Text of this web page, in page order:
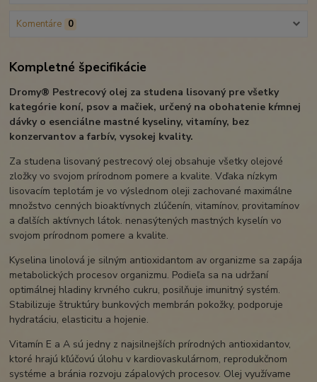
Komentáre 0
Kompletné špecifikácie
Dromy® Pestrecový olej za studena lisovaný pre všetky
kategórie koní, psov a mačiek, určený na obohatenie kŕmnej
dávky o esenciálne mastné kyseliny, vitamíny, bez
konzervantov a farbív, vysokej kvality.
Za studena lisovaný pestrecový olej obsahuje všetky olejové
zložky vo svojom prírodnom pomere a kvalite. Vďaka nízkym
lisovacím teplotám je vo výslednom oleji zachované maximálne
množstvo cenných bioaktívnych zlúčenín, vitamínov, provitamínov
a ďalších aktívnych látok. nenasýtených mastných kyselín vo
svojom prírodnom pomere a kvalite.
Kyselina linolová je silným antioxidantom av organizme sa zapája
metabolických procesov organizmu. Podieľa sa na udržaní
optimálnej hladiny krvného cukru, posilňuje imunitný systém.
Stabilizuje štruktúry bunkových membrán pokožky, podporuje
hydratáciu, elasticitu a hojenie.
Vitamín E a A sú jedny z najsilnejších prírodných antioxidantov,
ktoré hrajú kľúčovú úlohu v kardiovaskulárnom, reprodukčnom
systéme a bránia rozvoju zápalových procesov. Olej využívame